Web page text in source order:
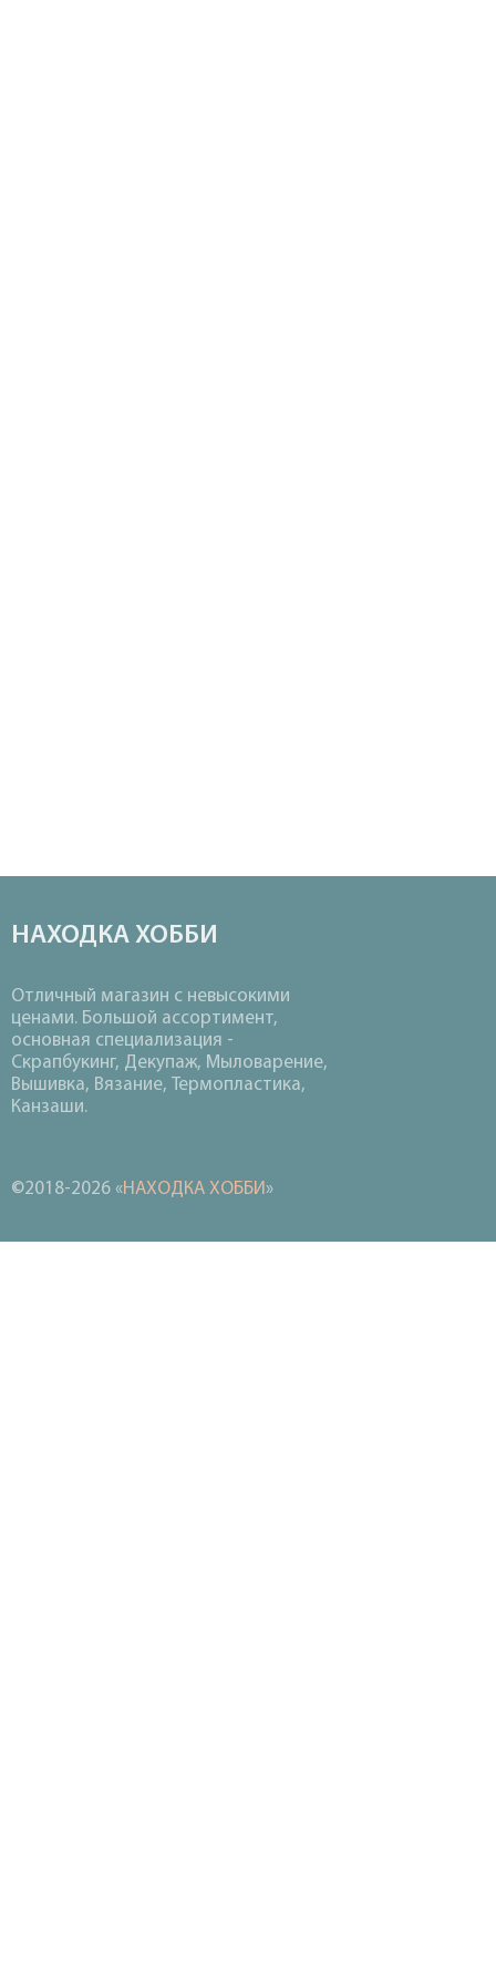
НАХОДКА ХОББИ
Отличный магазин с невысокими
ценами. Большой ассортимент,
основная специализация -
Скрапбукинг, Декупаж, Мыловарение,
Вышивка, Вязание, Термопластика,
Канзаши.
©2018-2026 «НАХОДКА ХОББИ»